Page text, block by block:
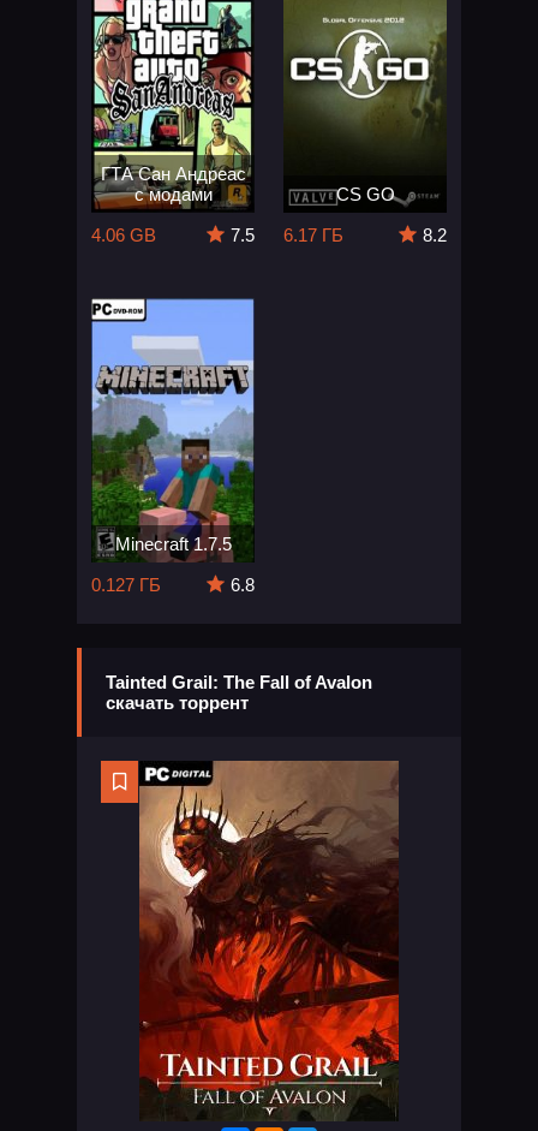
ГТА Сан Андреас
с модами
4.06 GB
7.5
CS GO
6.17 ГБ
8.2
Minecraft 1.7.5
0.127 ГБ
6.8
Tainted Grail: The Fall of Avalon
скачать торрент